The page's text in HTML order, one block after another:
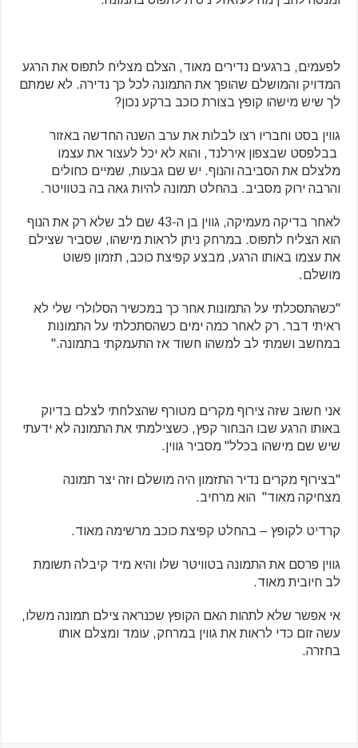
לפעמים, ברגעים נדירים מאוד, הצלם מצליח לתפוס את הרגע
המדויק והמושלם שהופך את התמונה לכל כך נדירה. לא שמתם
לך שיש מישהו קופץ בצורת כוכב ברקע נכון?
גווין בסט וחבריו רצו לבלות את ערב השנה החדשה באזור
בבלפסט שבצפון אירלנד, והוא לא יכל לעצור את עצמו
מלצלם את הסביבה והנוף. יש שם גבעות, שמיים כחולים
והרבה ירוק מסביב. בהחלט תמונה להיות גאה בה בטוויטר.
לאחר בדיקה מעמיקה, גווין בן ה-43 שם לב שלא רק את הנוף
הוא הצליח לתפוס. במרחק ניתן לראות מישהו, שסביר שצילם
את עצמו באותו הרגע, מבצע קפיצת כוכב, תזמון פשוט
מושלם.
"כשהתסכלתי על התמונות אחר כך במכשיר הסלולרי שלי לא
ראיתי דבר. רק לאחר כמה ימים כשהסתכלתי על התמונות
במחשב ושמתי לב למשהו חשוד אז התעמקתי בתמונה."
אני חשוב שזה צירוף מקרים מטורף שהצלחתי לצלם בדיוק
באותו הרגע שבו הבחור קפץ, כשצילמתי את התמונה לא ידעתי
שיש שם מישהו בכלל" מסביר גווין.
"בצירוף מקרים נדיר התזמון היה מושלם וזה יצר תמונה
מצחיקה מאוד" הוא מרחיב.
קרדיט לקופץ – בהחלט קפיצת כוכב מרשימה מאוד.
גווין פרסם את התמונה בטוויטר שלו והיא מיד קיבלה תשומת
לב חיובית מאוד.
אי אפשר שלא לתהות האם הקופץ שכנראה צילם תמונה משלו,
עשה זום כדי לראות את גווין במרחק, עומד ומצלם אותו
בחזרה.